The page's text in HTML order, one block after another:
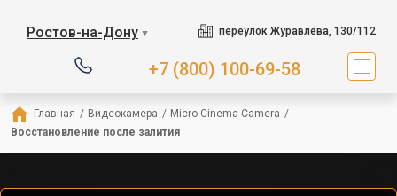
Ростов-на-Дону ▼ переулок Журавлёва, 130/112
+7 (800) 100-69-58
Главная / Видеокамера / Micro Cinema Camera /
Восстановление после залития